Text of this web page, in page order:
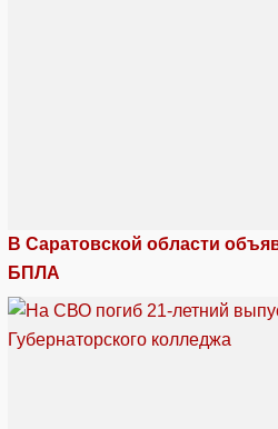
В Саратовской области
БПЛА